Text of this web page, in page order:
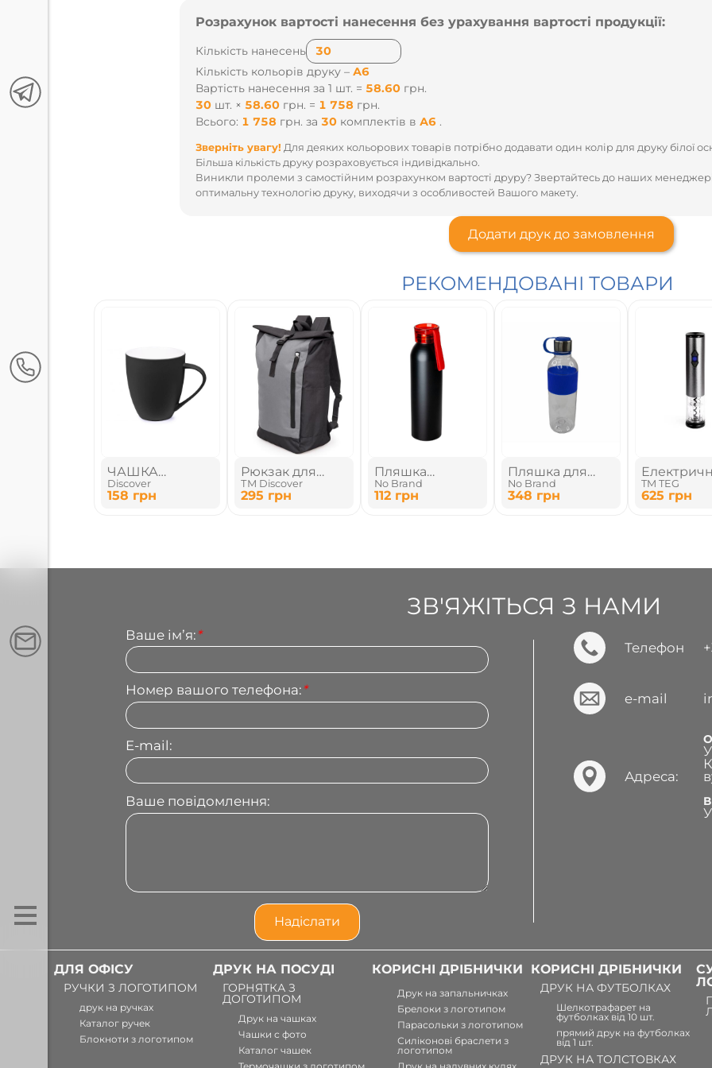
Розрахунок вартості нанесення без урахування вартості продукції:
Кількість нанесень
Кількість кольорів друку – А6
Вартість нанесення за 1 шт. = 58.60 грн.
30 шт. × 58.60 грн. = 1 758 грн.
Всього: 1 758 грн. за 30 комплектів в А6 .
Зверніть увагу! Для деяких кольорових товарів потрібно додавати один колір для друку білої
Більша кількість друку розраховується індивідкально.
Виникли пролеми з самостійним розрахунком вартості друру? Звертайтесь до наших
оптимальну технологію друку, виходячи з особливостей Вашого макету.
Додати друк до замовлення
РЕКОМЕНДОВАНІ ТОВАРИ
ЧАШКА
КЕРАМІЧНА
Discover
158 грн
Рюкзак для
ноутбука
ТМ Discover
295 грн
Пляшка
алюмінієва
No Brand
112 грн
Пляшка для
води, тританова
No Brand
348 грн
штопор
TM TEG
625 грн
ЗВ'ЯЖІТЬСЯ З НАМИ
Ваше імʼя:*
Номер вашого телефона:*
E-mail:
Ваше повідомлення:
Телефон
e-mail
Адреса:
ДЛЯ ОФІСУ
РУЧКИ З ЛОГОТИПОМ
друк на ручках
Каталог ручек
Блокноти з логотипом
ДРУК НА ПОСУДІ
ГОРНЯТКА З
ДОГОТИПОМ
Друк на чашках
Чашки с фото
Каталог чашек
КОРИСНІ ДРІБНИЧКИ
Друк на запальничках
Брелоки з логотипом
Парасольки з логотипом
Силіконові браслети з
логотипом
КОРИСНІ ДРІБНИЧКИ
ДРУК НА ФУТБОЛКАХ
Шелкотрафарет на
футболках від 10 шт.
прямий друк на футболках
від 1 шт.
ДРУК НА ТОЛСТОВКАХ